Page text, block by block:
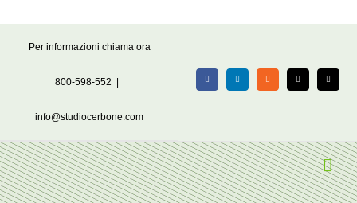
Per informazioni chiama ora
800-598-552
info@studiocerbone.com
FacebookLinkedIn Rss X Email